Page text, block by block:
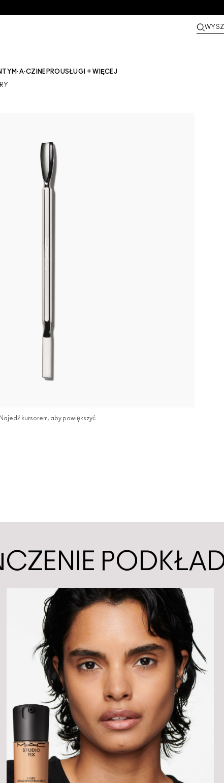
M·A·CZINE​ PROUSŁUGI + WIĘCEJ
Najedź kursorem, aby powiększyć